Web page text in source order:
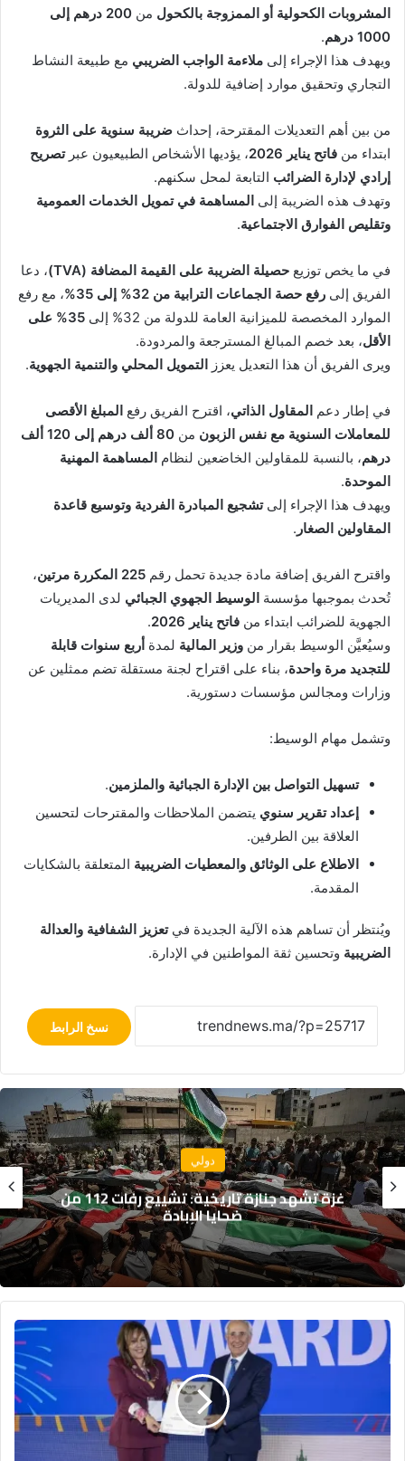
المشروبات الكحولية أو الممزوجة بالكحول من
200 درهم إلى
1000 درهم
.
ويهدف هذا الإجراء إلى ملاءمة الواجب الضريبي مع طبيعة النشاط
التجاري وتحقيق موارد إضافية للدولة.
من بين أهم التعديلات المقترحة، إحداث ضريبة سنوية على الثروة
ابتداء من فاتح يناير 2026 ، يؤديها الأشخاص الطبيعيون عبرتصريح
إرادي لإدارة الضرائب التابعة لمحل سكنهم.
وتهدف هذه الضريبة إلى المساهمة في تمويل الخدمات العمومية
وتقليص الفوارق الاجتماعية.
في ما يخص توزيع حصيلة الضريبة على القيمة المضافة (TVA)
، دعا
الفريق إلى رفع حصة الجماعات الترابية من 32% إلى 35%
، مع رفع
الموارد المخصصة للميزانية العامة للدولة من 32% إلى
35% على
الأقل، بعد خصم المبالغ المسترجعة والمردودة.
ويرى الفريق أن هذا التعديل يعزز التمويل المحلي والتنمية الجهوية.
في إطار دعم المقاول الذاتي، اقترح الفريق رفع المبلغ الأقصى
للمعاملات السنوية مع نفس الزبون من
80 ألف درهم إلى 120 ألف
درهم، بالنسبة للمقاولين الخاضعين لنظام المساهمة المهنية
الموحدة.
ويهدف هذا الإجراء إلىتشجيع المبادرة الفردية وتوسيع قاعدة
المقاولين الصغار .
واقترح الفريق إضافة مادة جديدة تحمل رقم 225 المكررة مرتين
،
تُحدث بموجبها مؤسسة الوسيط الجهوي الجبائي لدى المديريات
الجهوية للضرائب ابتداء من فاتح يناير 2026
.
وسيُعيَّن الوسيط بقرار من وزير المالية لمدة أربع سنوات قابلة
للتجديد مرة واحدة، بناء على اقتراح لجنة مستقلة تضم ممثلين عن
وزارات ومجالس مؤسسات دستورية.
وتشمل مهام الوسيط:
تسهيل التواصل بين الإدارة الجبائية والملزمين.
إعداد تقرير سنوي يتضمن الملاحظات والمقترحات لتحسين
العلاقة بين الطرفين.
الاطلاع على الوثائق والمعطيات الضريبية المتعلقة بالشكايات
المقدمة.
ويُنتظر أن تساهم هذه الآلية الجديدة فيتعزيز الشفافية والعدالة
الضريبية وتحسين ثقة المواطنين في الإدارة.
نسخ الرابط
سياسة
جلالة الملك يهنئ رئيس جمهورية النيجر
بمناسبة العيد الوطني لبلاده
المغربية
بشرى
حجيج
النسائية